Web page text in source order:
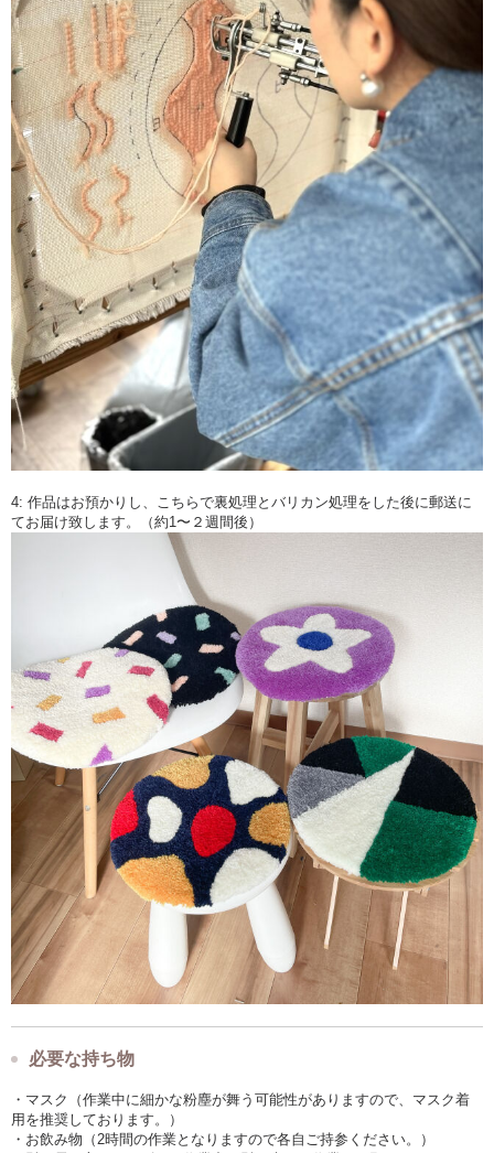
4: 作品はお預かりし、こちらで裏処理とバリカン処理をした後に郵送に
てお届け致します。（約1〜２週間後）
必要な持ち物
・マスク（作業中に細かな粉塵が舞う可能性がありますので、マスク着
用を推奨しております。）
・お飲み物（2時間の作業となりますので各自ご持参ください。）